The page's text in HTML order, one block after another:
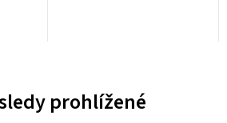
prohlížené